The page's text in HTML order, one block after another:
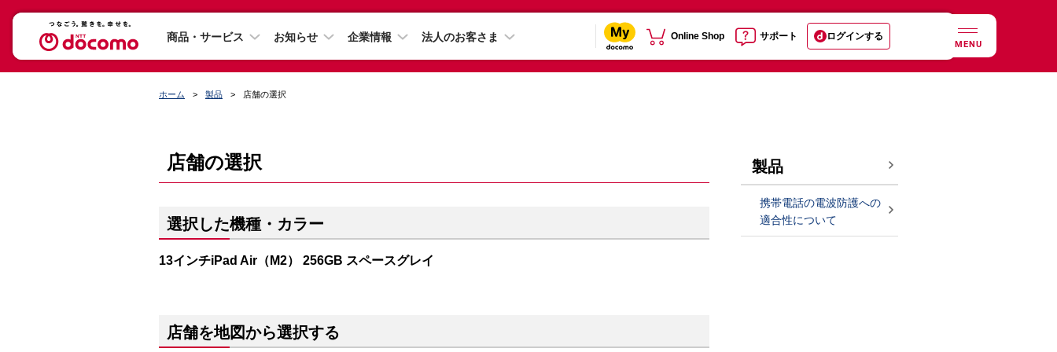
商品・サービス お知らせ 企業情報 法人のお客さま Online Shop サポート ログインする
MENU
ホーム 製品 店舗の選択
店舗の選択
選択した機種・カラー
13インチiPad Air（M2） 256GB スペースグレイ
店舗を地図から選択する
製品
携帯電話の電波防護への
適合性について